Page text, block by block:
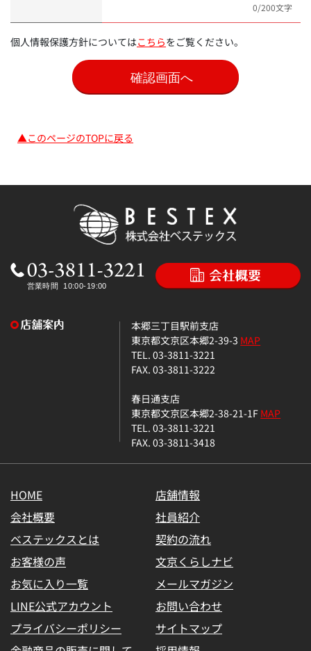
0/200文字
個人情報保護方針についてはこちらをご覧ください。
▲このページのTOPに戻る
本郷三丁目駅前支店
東京都文京区本郷2-39-3 MAP
TEL. 03-3811-3221
FAX. 03-3811-3222
春日通支店
東京都文京区本郷2-38-21-1FMAP
TEL. 03-3811-3221
FAX. 03-3811-3418
HOME
店舗情報
会社概要
社員紹介
ベステックスとは
契約の流れ
お客様の声
文京くらしナビ
お気に入り一覧
メールマガジン
LINE公式アカウント
お問い合わせ
プライバシーポリシー
サイトマップ